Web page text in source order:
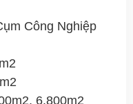
Công Nghiệp
6.800m2